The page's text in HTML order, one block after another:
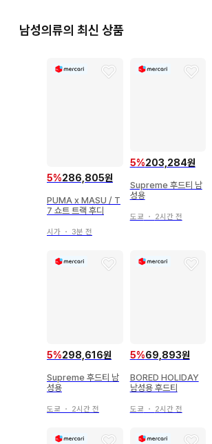
남성의류의 최신 상품
5%286,805원
PUMA x MASU / T
7 쇼트 트랙 후디
시가 ・ 3분 전
5%203,284원
Supreme 후드티 남
성용
도쿄 ・ 2시간 전
5%298,616원
Supreme 후드티 남
성용
도쿄 ・ 2시간 전
5%69,893원
BORED HOLIDAY
남성용 후드티
도쿄 ・ 2시간 전